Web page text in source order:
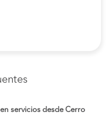
servicios desde Cerro